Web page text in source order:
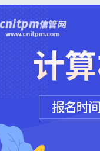
统项目管理师
网络工程师
软件设计师
管理工程师